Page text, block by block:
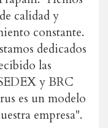
calidad y
constante.
dedicados
las
y BRC
es un modelo
empresa".